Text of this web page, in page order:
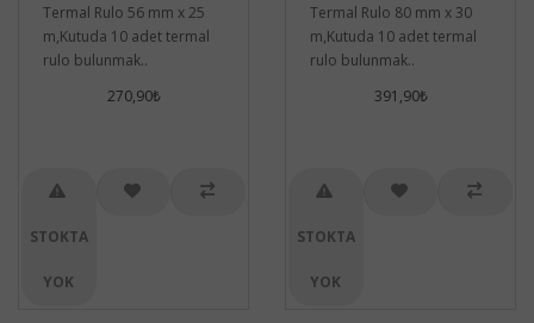
Termal Rulo 56 mm x 25
m,Kutuda 10 adet termal
rulo bulunmak..
270,90₺
STOKTA
YOK
Termal Rulo 80 mm x 30
m,Kutuda 10 adet termal
rulo bulunmak..
391,90₺
STOKTA
YOK